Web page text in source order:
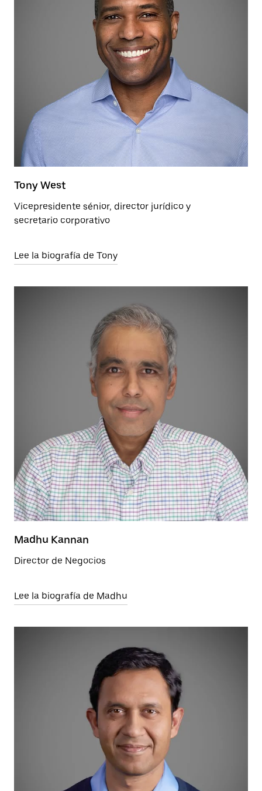
Tony West
Vicepresidente sénior, director jurídico y
secretario corporativo
Lee la biografía de Tony
Madhu Kannan
Director de Negocios
Lee la biografía de Madhu